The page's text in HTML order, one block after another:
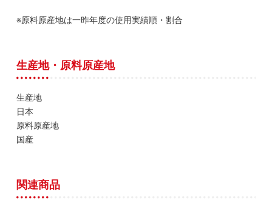
※原料原産地は一昨年度の使用実績順・割合
生産地・原料原産地
生産地
日本
原料原産地
国産
関連商品